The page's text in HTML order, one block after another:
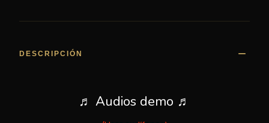
DESCRIPCIÓN
♬ Audios demo ♬